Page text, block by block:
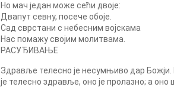
Но мач један може сећи двоје:
Двапут cевнy, посече обоје.
Сад сврстани c небесним војскама
Нас помажу својим молитвама.
РАСУЂИВАЊЕ
Здравље телесно је несумњиво дар Божји.
је телесно здравље, оно је пролазно; a